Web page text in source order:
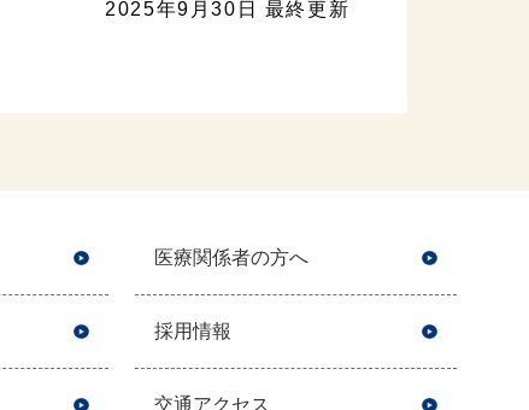
2025年9月30日 最終更新
医療関係者の方へ
採用情報
交通アクセス